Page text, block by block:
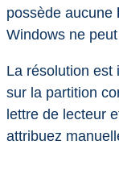
possède aucune
Windows ne peut
La résolution est
sur la partition
lettre de lecteur
attribuez